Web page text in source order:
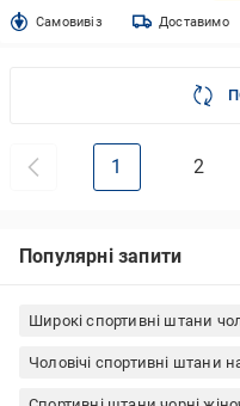
Cамовивіз Доставимо
1 2
Популярні запити
Широкі спортивні штани
Чоловічі спортивні штани